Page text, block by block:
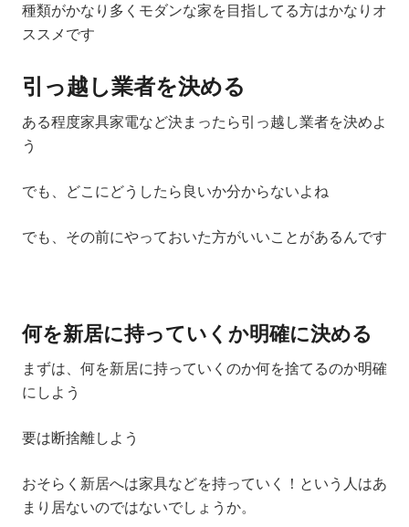
種類がかなり多くモダンな家を目指してる方はかなりオ
ススメです
引っ越し業者を決める
ある程度家具家電など決まったら引っ越し業者を決めよ
う
でも、どこにどうしたら良いか分からないよね
でも、その前にやっておいた方がいいことがあるんです
何を新居に持っていくか明確に決める
まずは、何を新居に持っていくのか何を捨てるのか明確
にしよう
要は断捨離しよう
おそらく新居へは家具などを持っていく！という人はあ
まり居ないのではないでしょうか。